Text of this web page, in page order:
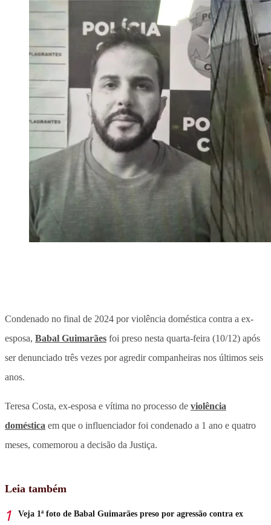
Condenado no final de 2024 por violência doméstica contra a ex-
esposa, Babal Guimarães foi preso nesta quarta-feira (10/12) após
ser denunciado três vezes por agredir companheiras nos últimos seis
anos.
Teresa Costa, ex-esposa e vítima no processo de violência
doméstica em que o influenciador foi condenado a 1 ano e quatro
meses, comemorou a decisão da Justiça.
Leia também
Veja 1ª foto de Babal Guimarães preso por agressão contra ex